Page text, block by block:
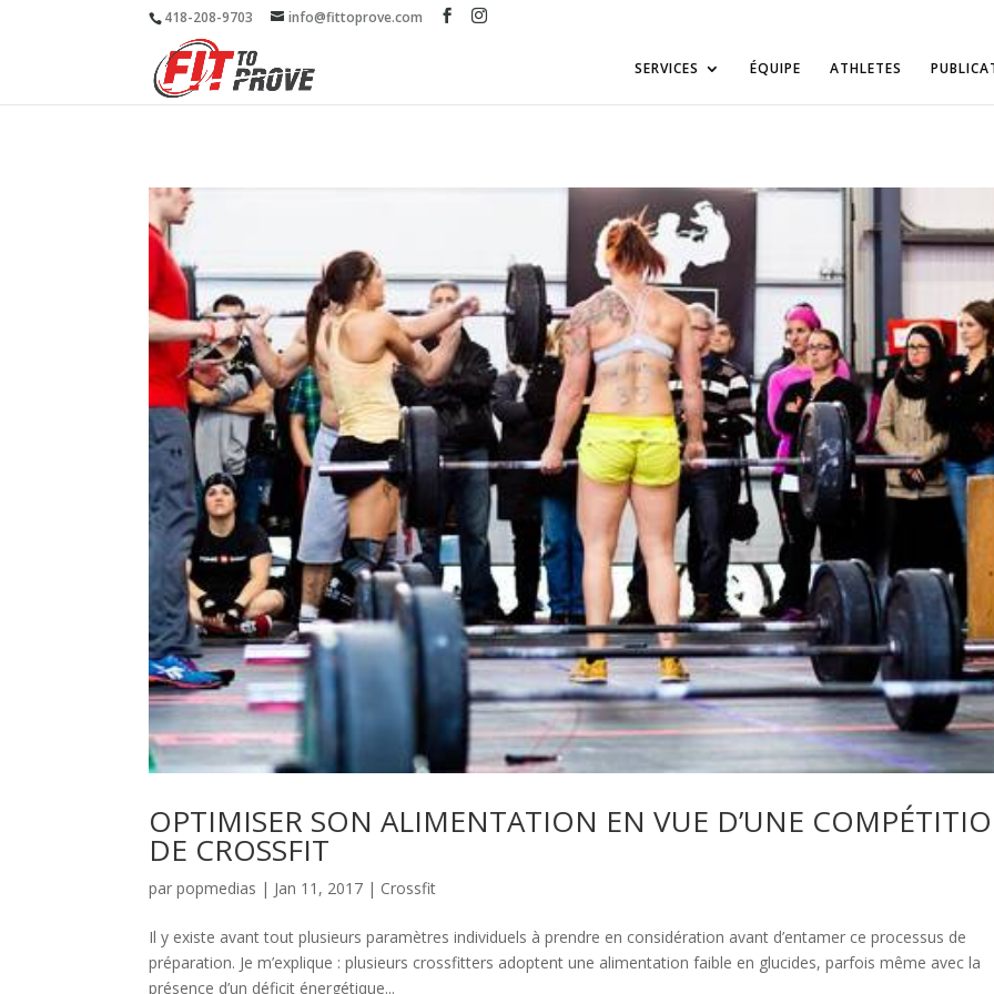
418-208-9703 info@fittoprove.com
SERVICES ÉQUIPE ATHLETES
OPTIMISER SON ALIMENTATION EN VUE D’UNE
DE CROSSFIT
parpopmedias | Jan 11, 2017 | Crossfit
Il y existe avant tout plusieurs paramètres individuels à prendre en considération avant d’entamer ce processus de
préparation. Je m’explique : plusieurs crossfitters adoptent une alimentation faible en glucides, parfois même avec la
présence d’un déficit énergétique...